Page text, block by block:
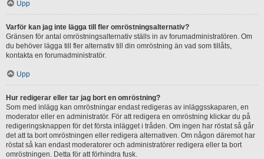
Upp
Varför kan jag inte lägga till fler omröstningsalternativ?
Gränsen för antal omröstningsalternativ ställs in av forumadministratören. Om
du behöver lägga till fler alternativ till din omröstning än vad som tillåts,
kontakta en forumadministratör.
Upp
Hur redigerar eller tar jag bort en omröstning?
Som med inlägg kan omröstningar endast redigeras av inläggsskaparen, en
moderator eller en administratör. För att redigera en omröstning klickar du på
redigeringsknappen för det första inlägget i tråden. Om ingen har röstat så går
det att ta bort omröstningen eller redigera alternativen. Om någon däremot har
röstat så kan endast moderatorer och administratörer redigera eller ta bort
omröstningen. Detta för att förhindra fusk.